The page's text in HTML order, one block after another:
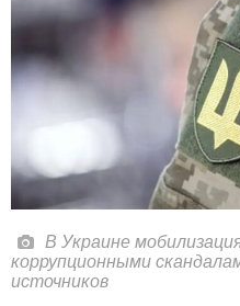
В Украине
коррупционными
источников